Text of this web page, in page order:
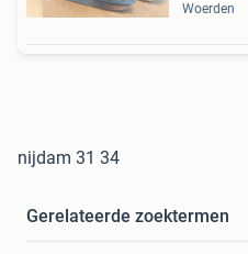
Woerden
nijdam 31 34
Gerelateerde zoektermen